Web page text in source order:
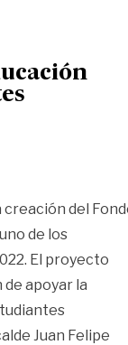
creación del
de los
El proyecto
apoyar la
Juan Felipe